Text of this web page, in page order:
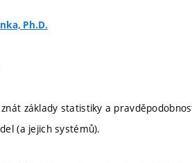
Ph.D.
základy statistiky a
(a jejich systémů).